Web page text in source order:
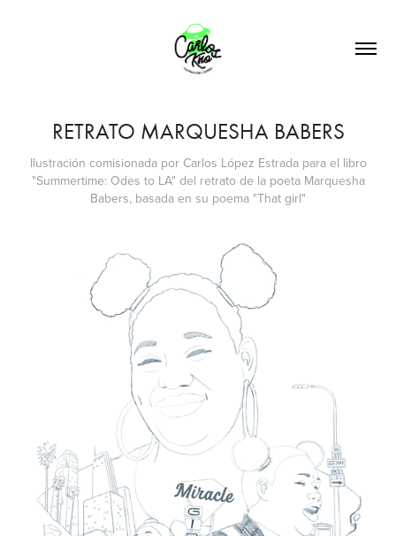
RETRATO MARQUESHA BABERS
Ilustración comisionada por Carlos López Estrada para el libro
"Summertime: Odes to LA" del retrato de la poeta Marquesha
Babers, basada en su poema "That girl"